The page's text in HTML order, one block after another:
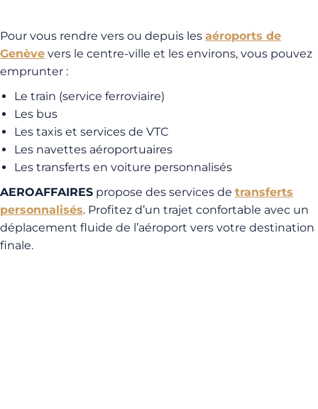
Pour vous rendre vers ou depuis les aéroports de
Genève vers le centre-ville et les environs, vous pouvez
emprunter :
Le train (service ferroviaire)
Les bus
Les taxis et services de VTC
Les navettes aéroportuaires
Les transferts en voiture personnalisés
AEROAFFAIRES propose des services de transferts
personnalisés. Profitez d’un trajet confortable avec un
déplacement fluide de l’aéroport vers votre destination
finale.